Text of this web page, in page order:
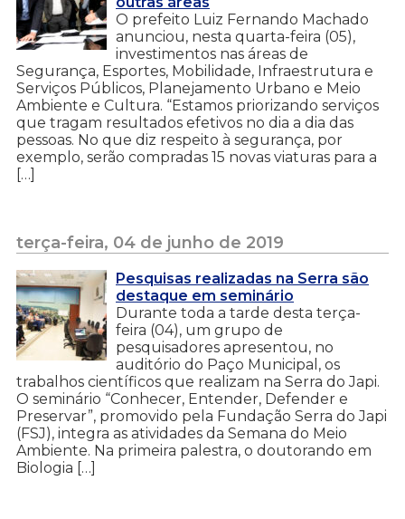
O prefeito Luiz Fernando Machado
anunciou, nesta quarta-feira (05),
investimentos nas áreas de
Segurança, Esportes, Mobilidade, Infraestrutura e
Serviços Públicos, Planejamento Urbano e Meio
Ambiente e Cultura. “Estamos priorizando serviços
que tragam resultados efetivos no dia a dia das
pessoas. No que diz respeito à segurança, por
exemplo, serão compradas 15 novas viaturas para a
[…]
terça-feira, 04 de junho de 2019
Pesquisas realizadas na Serra são
destaque em seminário
Durante toda a tarde desta terça-
feira (04), um grupo de
pesquisadores apresentou, no
auditório do Paço Municipal, os
trabalhos científicos que realizam na Serra do Japi.
O seminário “Conhecer, Entender, Defender e
Preservar”, promovido pela Fundação Serra do Japi
(FSJ), integra as atividades da Semana do Meio
Ambiente. Na primeira palestra, o doutorando em
Biologia […]